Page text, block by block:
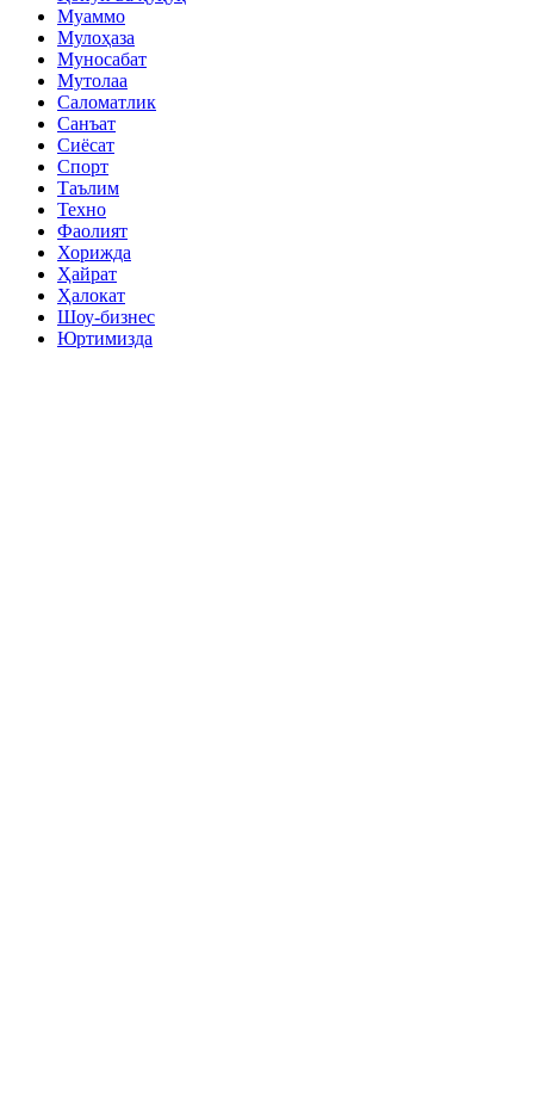
Муаммо
Мулоҳаза
Муносабат
Мутолаа
Саломатлик
Санъат
Сиёсат
Спорт
Таълим
Техно
Фаолият
Хорижда
Ҳайрат
Ҳалокат
Шоу-бизнес
Юртимизда